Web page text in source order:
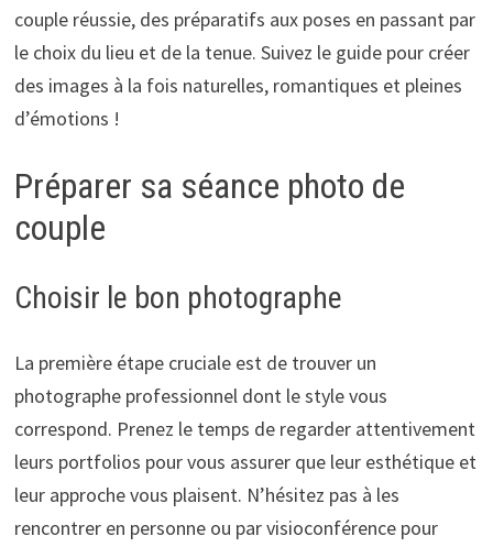
couple réussie, des préparatifs aux poses en passant par
le choix du lieu et de la tenue. Suivez le guide pour créer
des images à la fois naturelles, romantiques et pleines
d’émotions !
Préparer sa séance photo de
couple
Choisir le bon photographe
La première étape cruciale est de trouver un
photographe professionnel dont le style vous
correspond. Prenez le temps de regarder attentivement
leurs portfolios pour vous assurer que leur esthétique et
leur approche vous plaisent. N’hésitez pas à les
rencontrer en personne ou par visioconférence pour